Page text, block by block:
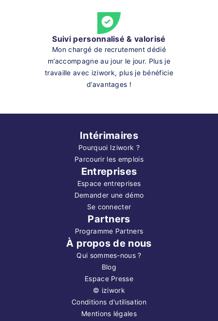
Suivi personnalisé & valorisé
Mon chargé de recrutement dédié
m’accompagne au jour le jour. Plus je
travaille avec iziwork, plus je bénéficie
d’avantages !
Intérimaires
Pourquoi Iziwork ?
Parcourir les emplois
Entreprises
Espace entreprises
Demander une démo
Se connecter
Partners
Programme Partners
À propos de nous
Qui sommes-nous ?
Blog
Espace Presse
© iziwork
Conditions d'utilisation
Mentions légales